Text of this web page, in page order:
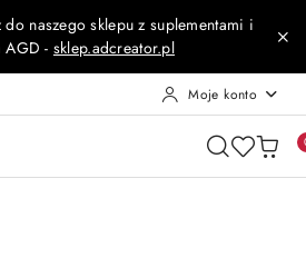
naszego sklepu z suplementami i
AGD - sklep.adcreator.pl
Moje konto